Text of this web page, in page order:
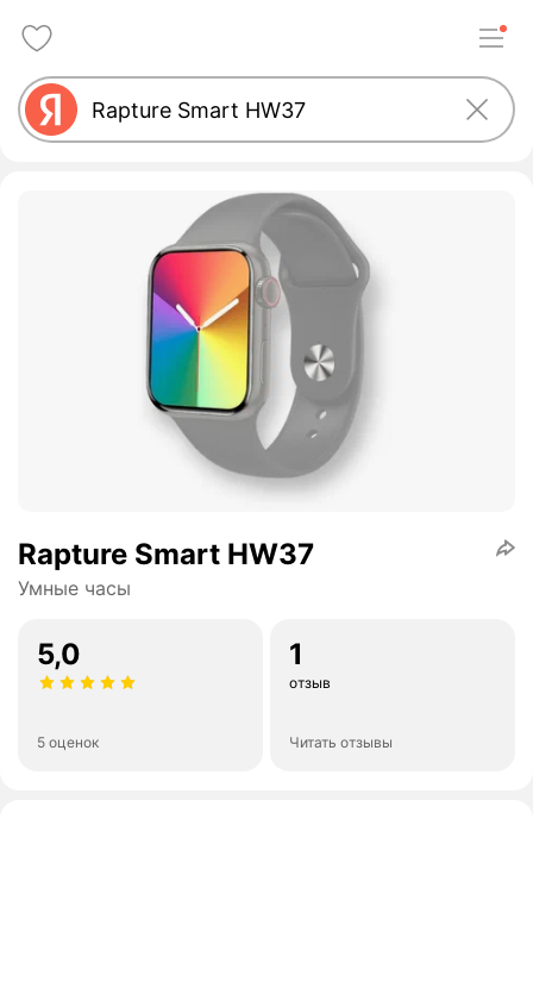
Rapture Smart HW37
Умные часы
5,0
5 оценок
1
отзыв
Читать отзывы